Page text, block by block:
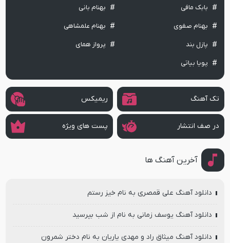
بابک مافی بهنام بانی
بهنام صفوی بهنام علمشاهی
پازل بند پرواز همای
پویا بیاتی
تک آهنگ ریمیکس
در صف انتشار پست های ویژه
آخرین آهنگ ها
دانلود آهنگ علی قمصری به نام خیز رستم
دانلود آهنگ یوسف زمانی به نام از شب بپرسید
دانلود آهنگ میثاق راد و مهدی یاریان به نام دختر شمرون